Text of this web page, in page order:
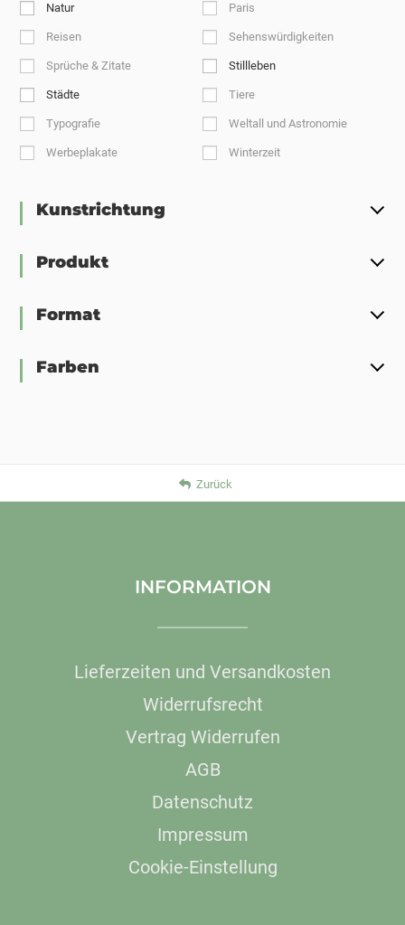
Natur Paris
Reisen Sehenswürdigkeiten
Sprüche & Zitate Stillleben
Städte Tiere
Typografie Weltall und Astronomie
Werbeplakate Winterzeit
Kunstrichtung
Produkt
Format
Farben
Zurück
INFORMATION
Lieferzeiten und Versandkosten
Widerrufsrecht
Vertrag Widerrufen
AGB
Datenschutz
Impressum
Cookie-Einstellung